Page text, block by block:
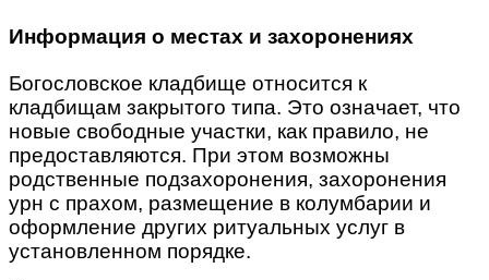
Информация о местах и захоронениях
Богословское кладбище относится к
кладбищам закрытого типа. Это означает, что
новые свободные участки, как правило, не
предоставляются. При этом возможны
родственные подзахоронения, захоронения
урн с прахом, размещение в колумбарии и
оформление других ритуальных услуг в
установленном порядке.